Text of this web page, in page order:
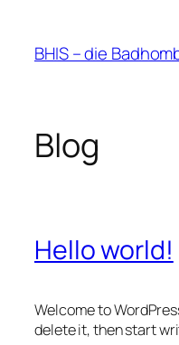
springen
BHIS – die
Blog
Hello world!
Welcome to
delete it, then start